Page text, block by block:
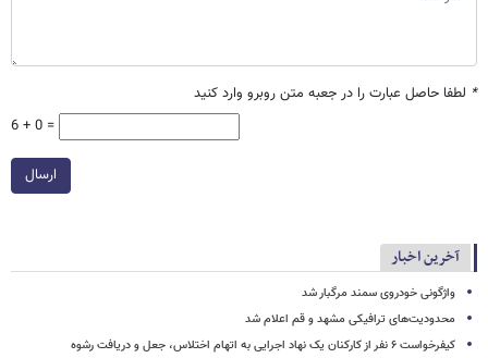
* لطفا حاصل عبارت را در جعبه متن روبرو وارد کنید
6 + 0 =
ارسال
آخرین اخبار
واژگونی خودروی سمند مرگبار شد
محدودیت‌های ترافیکی مشهد و قم اعلام شد
کیفرخواست ۶ نفر از کارکنان یک نهاد اجرایی به اتهام اختلاس، جعل و دریافت رشوه